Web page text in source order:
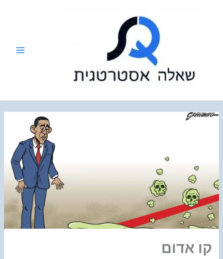
קו אדום